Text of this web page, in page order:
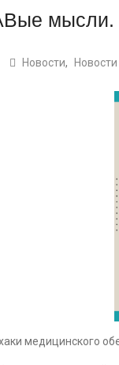
мысли.
Новости,
медицинского